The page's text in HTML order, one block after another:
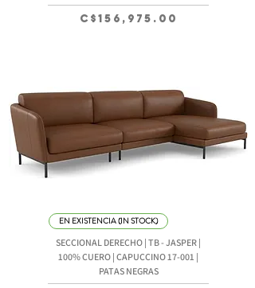
Precio
C$156,975.00
EN EXISTENCIA (IN STOCK)
SECCIONAL DERECHO | TB - JASPER |
100% CUERO | CAPUCCINO 17-001 |
PATAS NEGRAS